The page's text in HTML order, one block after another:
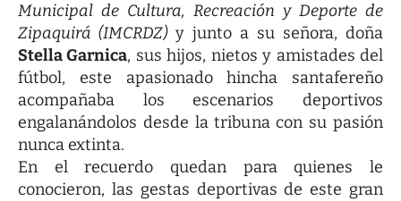
Municipal de Cultura, Recreación y Deporte de
Zipaquirá (IMCRDZ)y junto a su señora, doña
Stella Garnica, sus hijos, nietos y amistades del
fútbol, este apasionado hincha santafereño
acompañaba los escenarios deportivos
engalanándolos desde la tribuna con su pasión
nunca extinta.
En el recuerdo quedan para quienes le
conocieron, las gestas deportivas de este gran